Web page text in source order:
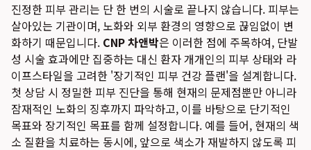
진정한 피부 관리는 단 한 번의 시술로 끝나지 않습니다. 피부는
살아있는 기관이며, 노화와 외부 환경의 영향으로 끊임없이 변
화하기 때문입니다. CNP 차앤박은 이러한 점에 주목하여, 단발
성 시술 효과에만 집중하는 대신 환자 개개인의 피부 상태와 라
이프스타일을 고려한 '장기적인 피부 건강 플랜'을 설계합니다.
첫 상담 시 정밀한 피부 진단을 통해 현재의 문제점뿐만 아니라
잠재적인 노화의 징후까지 파악하고, 이를 바탕으로 단기적인
목표와 장기적인 목표를 함께 설정합니다. 예를 들어, 현재의 색
소 질환을 치료하는 동시에, 앞으로 색소가 재발하지 않도록 피